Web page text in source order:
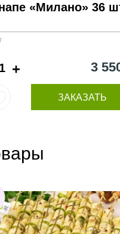
«Милано» 36
+ 3
ЗАКАЗАТЬ